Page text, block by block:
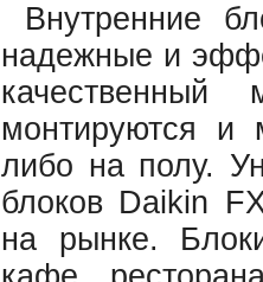
Внутренние
надежные и
монтируются и
либо на полу.
блоков Daikin
на рынке.